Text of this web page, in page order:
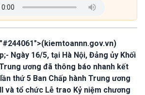
Ngày 16/5, tại Hà Nội, Đảng ủy Khối
ương đã thông báo nhanh kết
thứ 5 Ban Chấp hành Trung ương
và tổ chức Lễ trao Kỷ niệm chương